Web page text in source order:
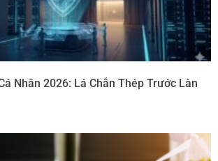
Nhân 2026: Lá Chắn Thép Trước Làn